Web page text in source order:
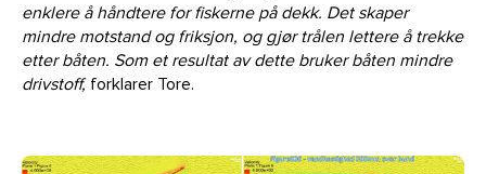
enklere å håndtere for fiskerne på dekk. Det skaper
mindre motstand og friksjon, og gjør trålen lettere å trekke
etter båten. Som et resultat av dette bruker båten mindre
drivstoff, forklarer Tore.